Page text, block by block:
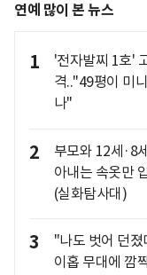
연예 많이 본 뉴스
1
'전자발찌 1호'
격.."49평이 미
나"
2
부모와 12세·8
아내는 속옷만
(실화탐사대)
3
"나도 벗어 던
이홉 무대에 깜